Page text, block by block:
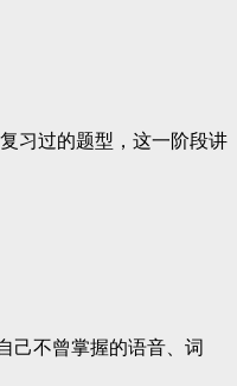
习过的题型，这一阶段讲
己不曾掌握的语音、词